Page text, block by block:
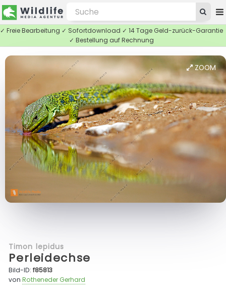
✓ Freie Bearbeitung ✓ Sofortdownload ✓ 14 Tage Geld-zurück-Garantie
✓ Bestellung auf Rechnung
ZOOM
Timon lepidus
Perleidechse
Bild-ID:f85813
vonRotheneder Gerhard